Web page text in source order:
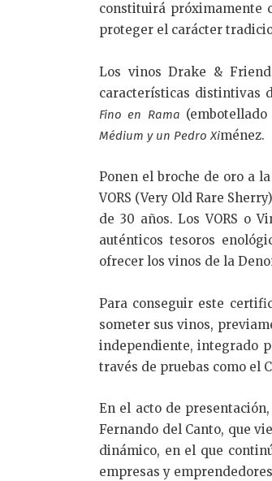
constituirá próximamente
proteger el carácter
Los vinos Drake &
características distintivas
Fino en Rama
Médium y un Pedro Ximénez.
Ponen el broche de oro a
VORS (Very Old Rare
de 30 años. Los VORS o
auténticos tesoros
ofrecer los vinos de la
Para conseguir este
someter sus vinos,
independiente, integrado
través de pruebas como el
En el acto de
Fernando del Canto, que
dinámico, en el que
empresas y